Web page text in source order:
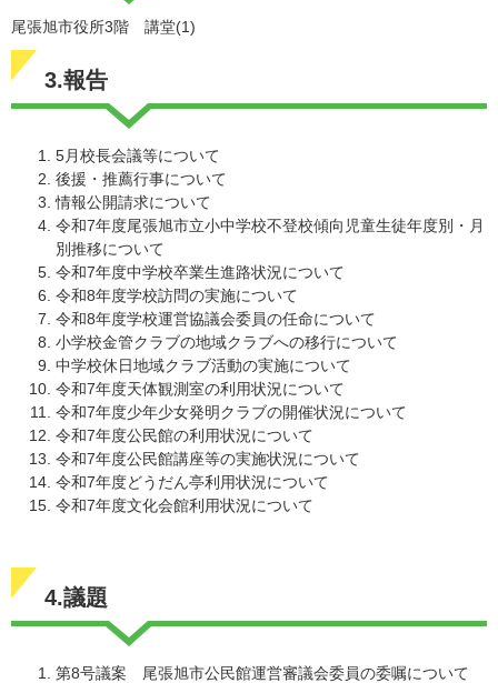
尾張旭市役所3階 講堂(1)
3.報告
5月校長会議等について
後援・推薦行事について
情報公開請求について
令和7年度尾張旭市立小中学校不登校傾向児童生徒年度別・月
別推移について
令和7年度中学校卒業生進路状況について
令和8年度学校訪問の実施について
令和8年度学校運営協議会委員の任命について
小学校金管クラブの地域クラブへの移行について
中学校休日地域クラブ活動の実施について
令和7年度天体観測室の利用状況について
令和7年度少年少女発明クラブの開催状況について
令和7年度公民館の利用状況について
令和7年度公民館講座等の実施状況について
令和7年度どうだん亭利用状況について
令和7年度文化会館利用状況について
4.議題
第8号議案 尾張旭市公民館運営審議会委員の委嘱について